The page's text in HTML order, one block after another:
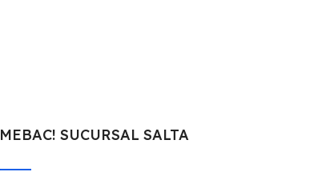
MEBAC! SUCURSAL SALTA